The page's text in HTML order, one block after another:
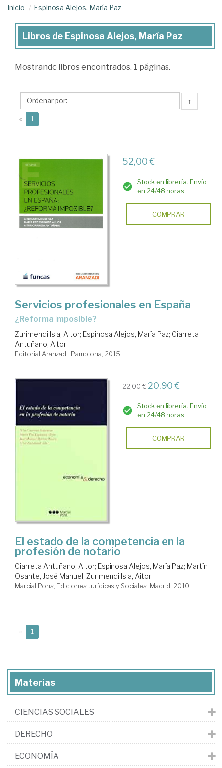
Inicio Espinosa Alejos, María Paz
Libros
Espinosa
María
Paz
Libros de Espinosa Alejos, María Paz
Mostrando libros encontrados. 1 páginas.
↑
« 1
52,00 €
Stock en librería. Envío
en 24/48 horas
COMPRAR
Servicios profesionales en España
¿reforma imposible?
Zurimendi Isla, Aitor; Espinosa Alejos, María Paz; Ciarreta
Antuñano, Aitor
Editorial Aranzadi. Pamplona, 2015
22,00 € 20,90 €
Stock en librería. Envío
en 24/48 horas
COMPRAR
El estado de la competencia en la
profesión de notario
Ciarreta Antuñano, Aitor; Espinosa Alejos, María Paz; Martín
Osante, José Manuel ; Zurimendi Isla, Aitor
Marcial Pons, Ediciones Jurídicas y Sociales. Madrid, 2010
« 1
Materias
CIENCIAS SOCIALES
DERECHO
ECONOMÍA